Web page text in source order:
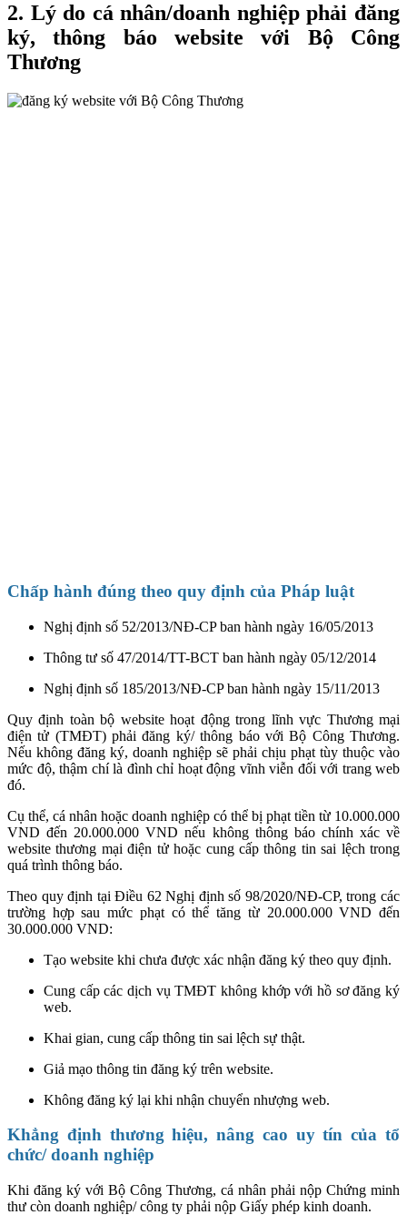
2. Lý do cá nhân/doanh nghiệp phải đăng
ký, thông báo website với Bộ Công
Thương
Chấp hành đúng theo quy định của Pháp luật
Nghị định số 52/2013/NĐ-CP ban hành ngày 16/05/2013
Thông tư số 47/2014/TT-BCT ban hành ngày 05/12/2014
Nghị định số 185/2013/NĐ-CP ban hành ngày 15/11/2013
Quy định toàn bộ website hoạt động trong lĩnh vực Thương mại
điện tử (TMĐT) phải đăng ký/ thông báo với Bộ Công Thương.
Nếu không đăng ký, doanh nghiệp sẽ phải chịu phạt tùy thuộc vào
mức độ, thậm chí là đình chỉ hoạt động vĩnh viễn đối với trang web
đó.
Cụ thể, cá nhân hoặc doanh nghiệp có thể bị phạt tiền từ 10.000.000
VND đến 20.000.000 VND nếu không thông báo chính xác về
website thương mại điện tử hoặc cung cấp thông tin sai lệch trong
quá trình thông báo.
Theo quy định tại Điều 62 Nghị định số 98/2020/NĐ-CP, trong các
trường hợp sau mức phạt có thể tăng từ 20.000.000 VND đến
30.000.000 VND:
Tạo website khi chưa được xác nhận đăng ký theo quy định.
Cung cấp các dịch vụ TMĐT không khớp với hồ sơ đăng ký
web.
Khai gian, cung cấp thông tin sai lệch sự thật.
Giả mạo thông tin đăng ký trên website.
Không đăng ký lại khi nhận chuyển nhượng web.
Khẳng định thương hiệu, nâng cao uy tín của tổ
chức/ doanh nghiệp
Khi đăng ký với Bộ Công Thương, cá nhân phải nộp Chứng minh
thư còn doanh nghiệp/ công ty phải nộp Giấy phép kinh doanh.